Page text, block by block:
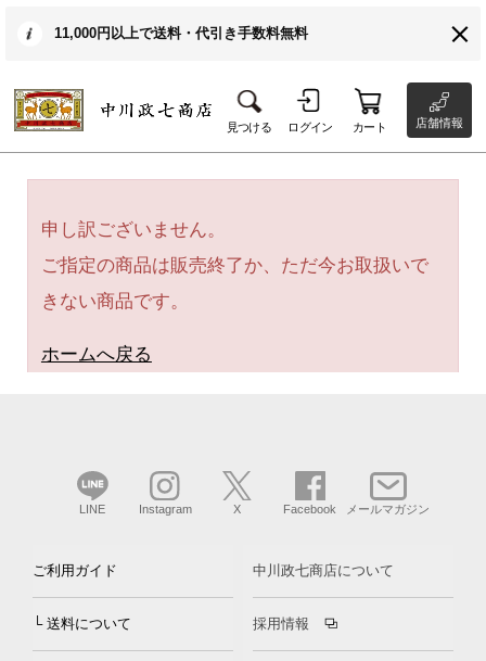
11,000円以上で送料・代引き手数料無料
見つける ログイン カート 店舗情報
申し訳ございません。
ご指定の商品は販売終了か、ただ今お取扱いで
きない商品です。
ホームへ戻る
LINE Instagram X Facebook メールマガジン
ご利用ガイド
└ 送料について
中川政七商店について
採用情報